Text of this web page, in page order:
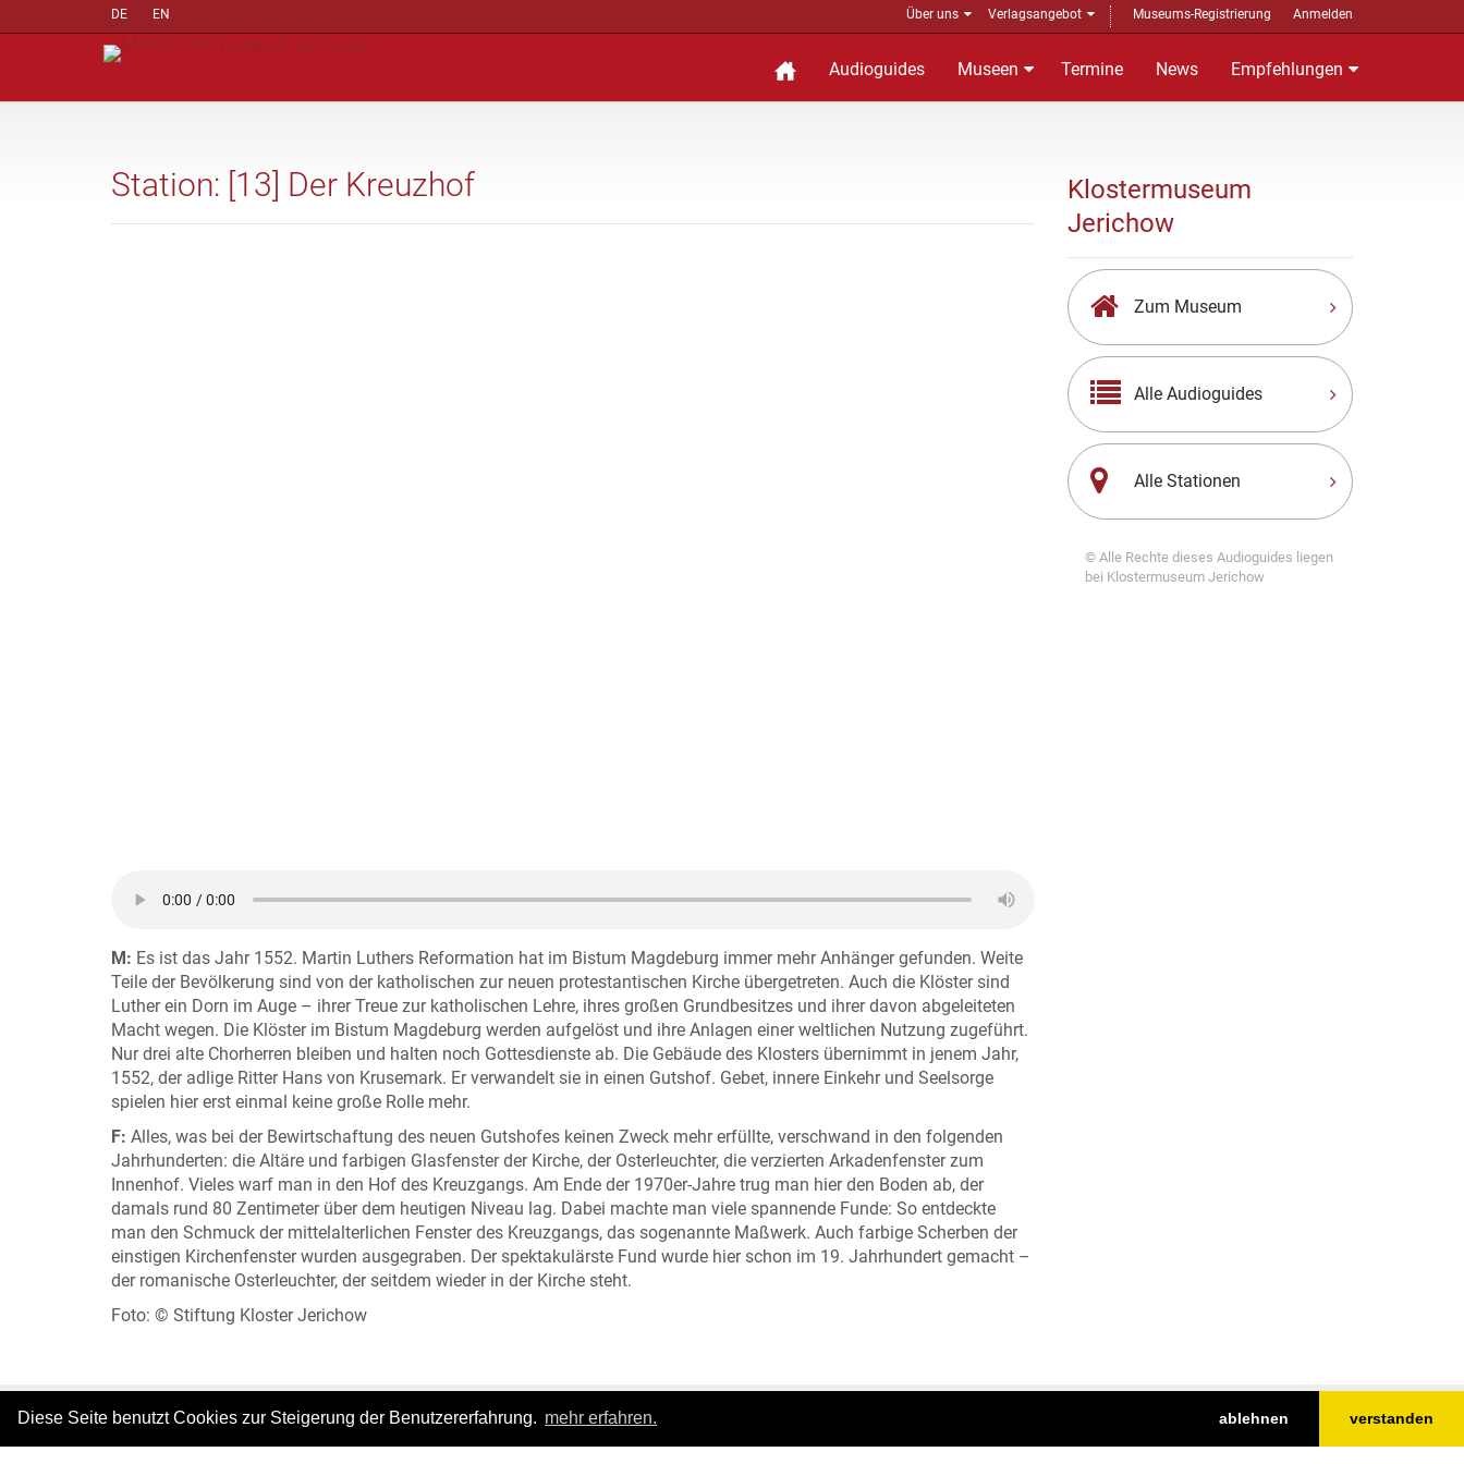
Diese Seite benutzt Cookies zur Steigerung der Benutzererfahrung. mehr erfahren. ablehnen verstanden
DE EN Über uns Verlagsangebot Museums-Registrierung Anmelden
Audioguides Museen Termine News Empfehlungen
Station: [13] Der Kreuzhof
M: Es ist das Jahr 1552. Martin Luthers Reformation hat im Bistum Magdeburg immer mehr Anhänger gefunden. Weite
Teile der Bevölkerung sind von der katholischen zur neuen protestantischen Kirche übergetreten. Auch die Klöster sind
Luther ein Dorn im Auge – ihrer Treue zur katholischen Lehre, ihres großen Grundbesitzes und ihrer davon abgeleiteten
Macht wegen. Die Klöster im Bistum Magdeburg werden aufgelöst und ihre Anlagen einer weltlichen Nutzung zugeführt.
Nur drei alte Chorherren bleiben und halten noch Gottesdienste ab. Die Gebäude des Klosters übernimmt in jenem Jahr,
1552, der adlige Ritter Hans von Krusemark. Er verwandelt sie in einen Gutshof. Gebet, innere Einkehr und Seelsorge
spielen hier erst einmal keine große Rolle mehr.
F: Alles, was bei der Bewirtschaftung des neuen Gutshofes keinen Zweck mehr erfüllte, verschwand in den folgenden
Jahrhunderten: die Altäre und farbigen Glasfenster der Kirche, der Osterleuchter, die verzierten Arkadenfenster zum
Innenhof. Vieles warf man in den Hof des Kreuzgangs. Am Ende der 1970er-Jahre trug man hier den Boden ab, der
damals rund 80 Zentimeter über dem heutigen Niveau lag. Dabei machte man viele spannende Funde: So entdeckte
man den Schmuck der mittelalterlichen Fenster des Kreuzgangs, das sogenannte Maßwerk. Auch farbige Scherben der
einstigen Kirchenfenster wurden ausgegraben. Der spektakulärste Fund wurde hier schon im 19. Jahrhundert gemacht –
der romanische Osterleuchter, der seitdem wieder in der Kirche steht.
Foto: © Stiftung Kloster Jerichow
Klostermuseum
Jerichow
Zum Museum
Alle Audioguides
Alle Stationen
© Alle Rechte dieses Audioguides liegen
bei Klostermuseum Jerichow
|